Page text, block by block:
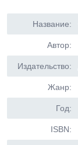
Название:
Автор:
Издательство:
Жанр:
Год:
ISBN: